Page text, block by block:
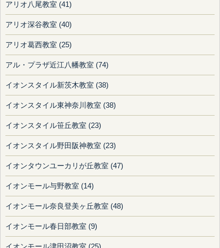
アリオ八尾教室 (41)
アリオ深谷教室 (40)
アリオ葛西教室 (25)
アル・プラザ近江八幡教室 (74)
イオンスタイル新茨木教室 (38)
イオンスタイル東神奈川教室 (38)
イオンスタイル笹丘教室 (23)
イオンスタイル野田阪神教室 (23)
イオンタウンユーカリが丘教室 (47)
イオンモール与野教室 (14)
イオンモール奈良登美ヶ丘教室 (48)
イオンモール春日部教室 (9)